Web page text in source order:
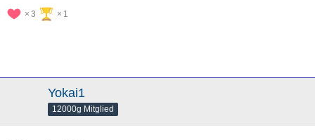
3 1
Yokai1
12000g Mitglied